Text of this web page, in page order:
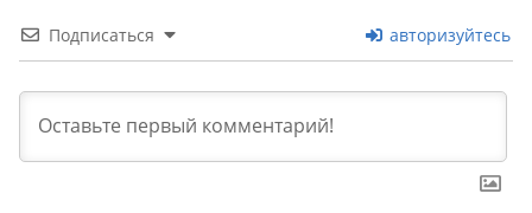
Подписаться авторизуйтесь